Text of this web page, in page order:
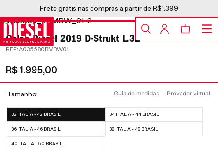
Frete grátis nas compras a partir de R$1.399
Calça Diesel 2019 D-Strukt L.32
: A035580BMBW01
R$ 1.995,00
Provador virtual
Guia de medidas
Tamanho
32 ITALIA - 42 BRASIL 34 ITALIA - 44 BRASIL
36 ITALIA - 46 BRASIL 38 ITALIA - 48 BRASIL
40 ITALIA - 50 BRASIL